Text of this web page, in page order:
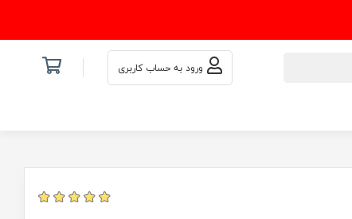
ورود به حساب کاربری